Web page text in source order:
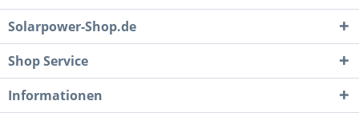
Solarpower-Shop.de
Shop Service
Informationen